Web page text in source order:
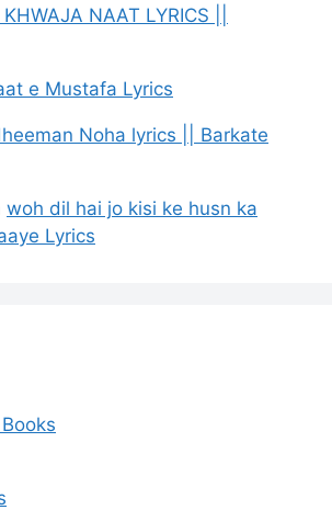
NAAT LYRICS ||
e Mustafa Lyrics
Noha lyrics || Barkate
woh dil hai jo kisi ke husn ka
Lyrics